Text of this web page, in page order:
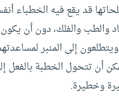
قد يقع فيه الخطباء
والطب والفلك، دون أن يكون
إلى المنبر
أن تتحول الخطبة
وخطيرة.